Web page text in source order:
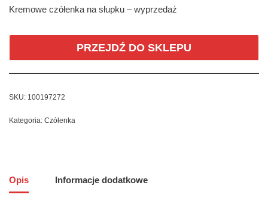
Kremowe czółenka na słupku – wyprzedaż
PRZEJDŹ DO SKLEPU
SKU: 100197272
Kategoria: Czółenka
Opis Informacje dodatkowe